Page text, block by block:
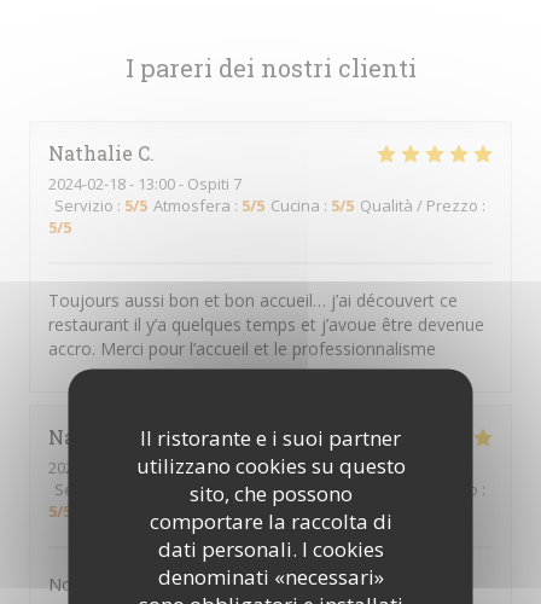
Il ristorante e i suoi partner
utilizzano cookies su questo
sito, che possono
comportare la raccolta di
dati personali. I cookies
denominati «necessari»
I pareri dei nostri clienti
Nathalie C
2024-02-18- 13:00 - Ospiti 7
Servizio : 5/5 Atmosfera : 5/5 Cucina : 5/5 Qualità / Prezzo :
5/5
Toujours aussi bon et bon accueil… j’ai découvert ce
restaurant il y’a quelques temps et j’avoue être devenue
accro. Merci pour l’accueil et le professionnalisme
Nathalie D
2024-02-18
- 12:30 - Ospiti 6
Servizio
Atmosfera :5/5 Cucina:5/5 Qualità / Prezzo :
5/5
Nous nous sommes régalé. Excellent